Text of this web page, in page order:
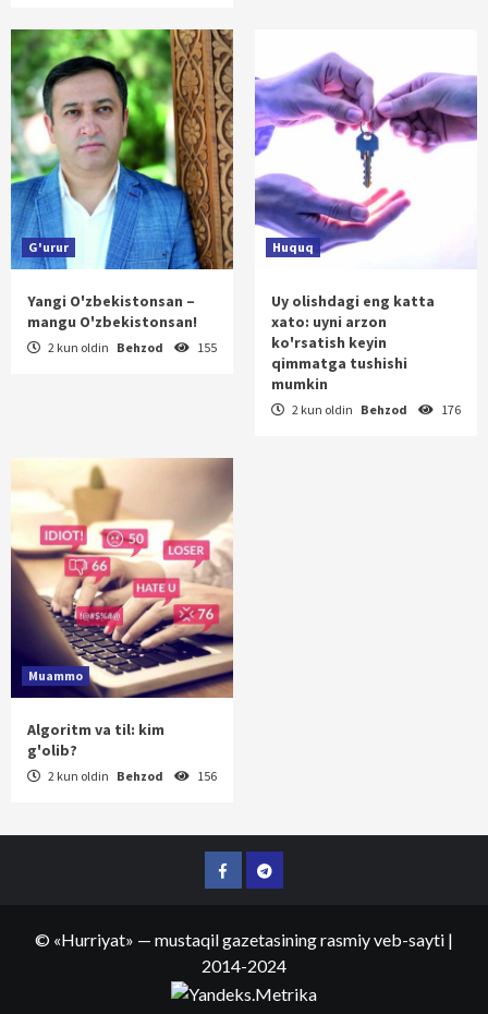
G'urur
Yangi O'zbekistonsan –
mangu O'zbekistonsan!
2 kun oldin Behzod 155
Huquq
Uy olishdagi eng katta
xato: uyni arzon
ko'rsatish keyin
qimmatga tushishi
mumkin
2 kun oldin Behzod 176
Muammo
Algoritm va til: kim
g'olib?
2 kun oldin Behzod 156
FacebookTelegram
© «Hurriyat» — mustaqil gazetasining rasmiy veb-sayti |
2014-2024